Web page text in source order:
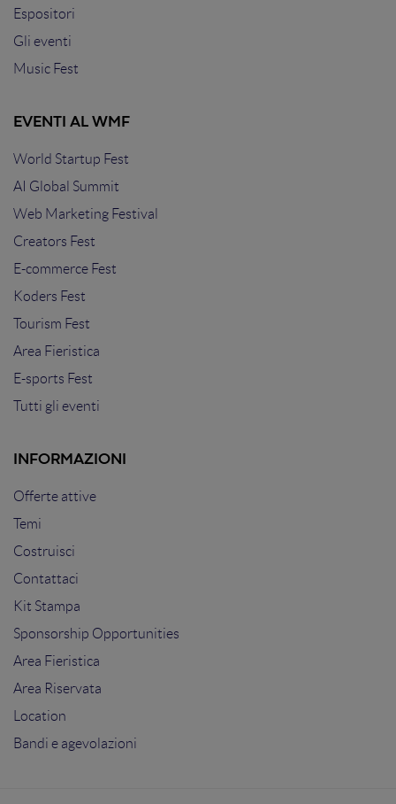
Espositori
Gli eventi
Music Fest
EVENTI AL WMF
World Startup Fest
AI Global Summit
Web Marketing Festival
Creators Fest
E-commerce Fest
Koders Fest
Tourism Fest
Area Fieristica
E-sports Fest
Tutti gli eventi
INFORMAZIONI
Offerte attive
Temi
Costruisci
Contattaci
Kit Stampa
Sponsorship Opportunities
Area Fieristica
Area Riservata
Location
Bandi e agevolazioni